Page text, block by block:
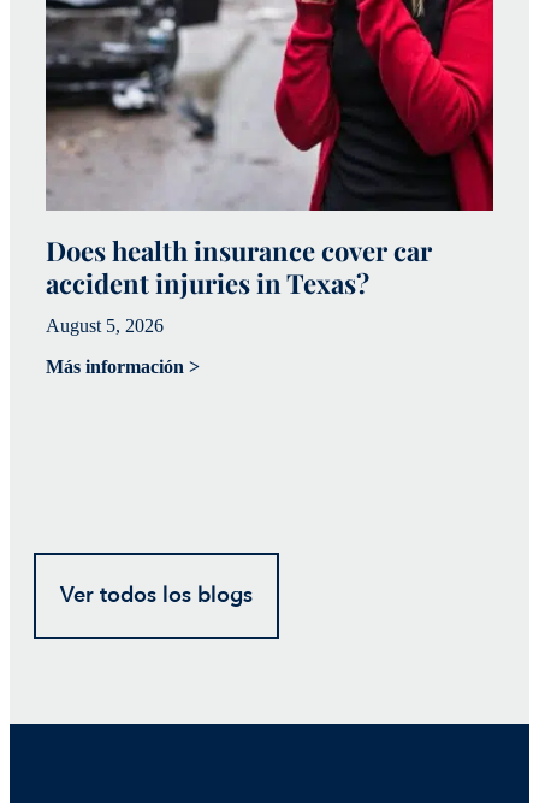
Does health insurance cover car
accident injuries in Texas?
August 5, 2026
Más información >
Ver todos los blogs